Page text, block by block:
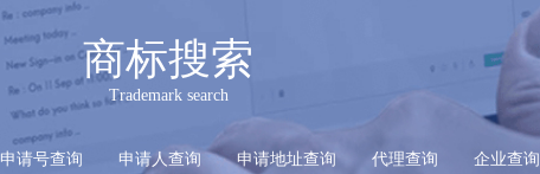
商标搜索
Trademark search
申请号查询 申请人查询 申请地址查询 代理查询 企业查询